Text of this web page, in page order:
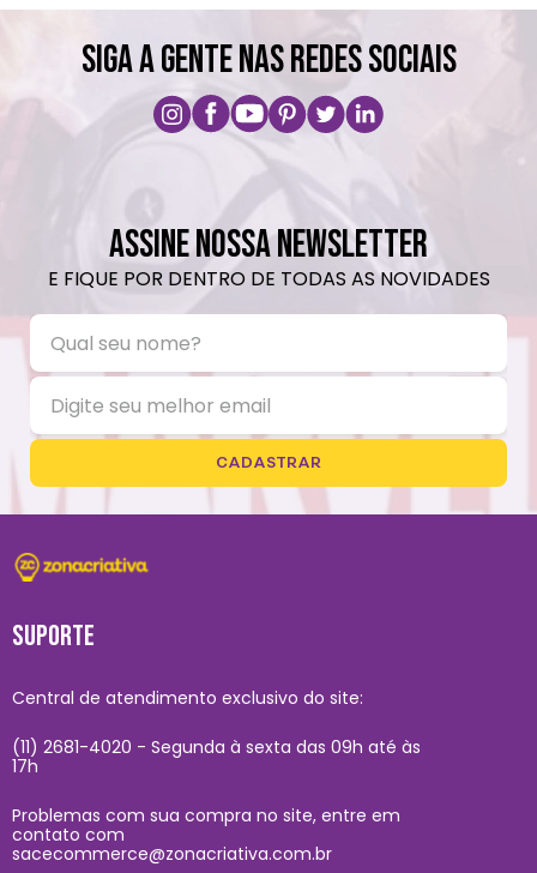
SIGA A GENTE NAS REDES SOCIAIS
ASSINE NOSSA NEWSLETTER
E FIQUE POR DENTRO DE TODAS AS NOVIDADES
CADASTRAR
SUPORTE
Central de atendimento exclusivo do site:
(11) 2681-4020 - Segunda à sexta das 09h até às
17h
Problemas com sua compra no site, entre em
contato com
sacecommerce@zonacriativa.com.br